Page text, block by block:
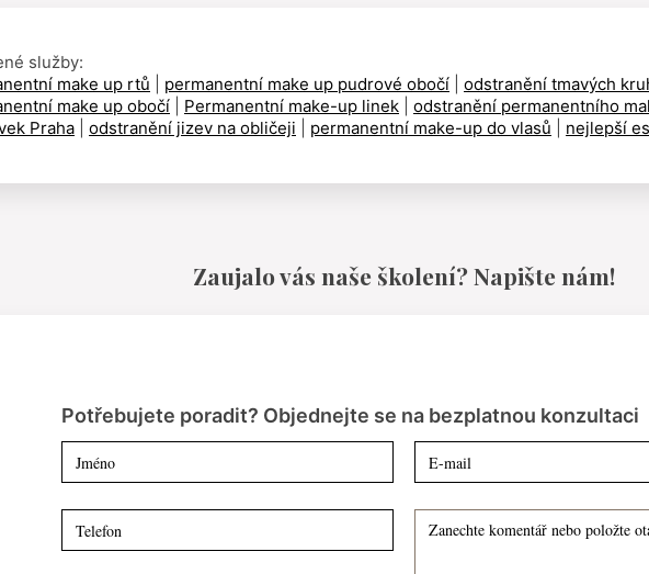
služby:
make up rtů
permanentní make up pudrové obočí
odstranění tmavých
make up obočí
Permanentní make-up linek
odstranění permanentního
Praha
odstranění jizev na obličeji permanentní make-up do vlasů nejlepší
Zaujalo vás naše školení? Napište nám!
Potřebujete poradit? Objednejte se na bezplatnou konzultaci